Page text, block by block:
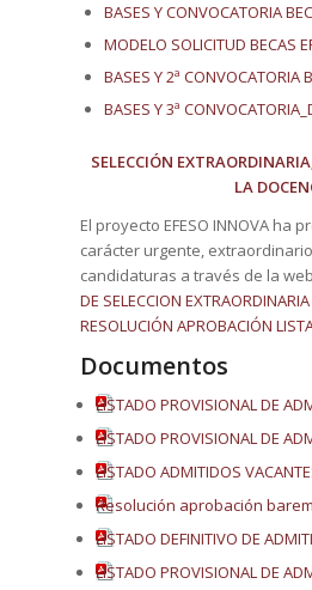
BASES Y CONVOCATORIA
MODELO SOLICITUD BECAS
BASES Y 2ª CONVOCATORIA
BASES Y 3ª
SELECCIÓN
LA
El proyecto EFESO INNOVA
carácter urgente,
candidaturas a través de la web
DE SELECCION
RESOLUCIÓN APROBACIÓN
Documentos
LISTADO PROVISIONAL DE
LISTADO PROVISIONAL DE
LISTADO ADMITIDOS
Resolución aprobación
LISTADO DEFINITIVO DE
LISTADO PROVISIONAL DE